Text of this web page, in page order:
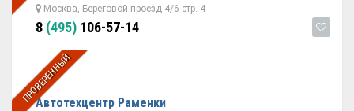
Москва, Береговой проезд 4/6 стр. 4
8 (495) 106-57-14
ПРОВЕРЕННЫЙ
Автотехцентр Раменки